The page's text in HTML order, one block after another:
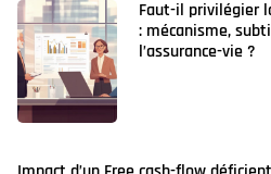
Faut-il privilégier
: mécanisme,
l’assurance-vie ?